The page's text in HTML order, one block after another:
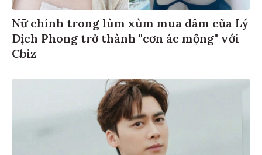
Nữ chính trong lùm xùm mua dâm của Lý
Dịch Phong trở thành "cơn ác mộng" với
Cbiz